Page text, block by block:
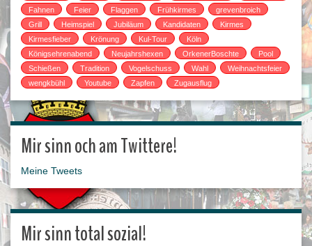
Fahnen
Feier Flaggen Frühkirmes
grevenbroich
Grill
Heimspiel Jubiläum Kandidaten
Kirmes
Kirmesfieber
Krönung Kul-Tour
Köln
Königsehrenabend
Neujahrshexen OrkenerBoschte
Pool
Schießen
Tradition Vogelschuss Wahl
Weihnachtsfeier
wengkbühl
Youtube Zapfen Zugausflug
Mir sinn och am Twittere!
Meine Tweets
Mir sinn total sozial!